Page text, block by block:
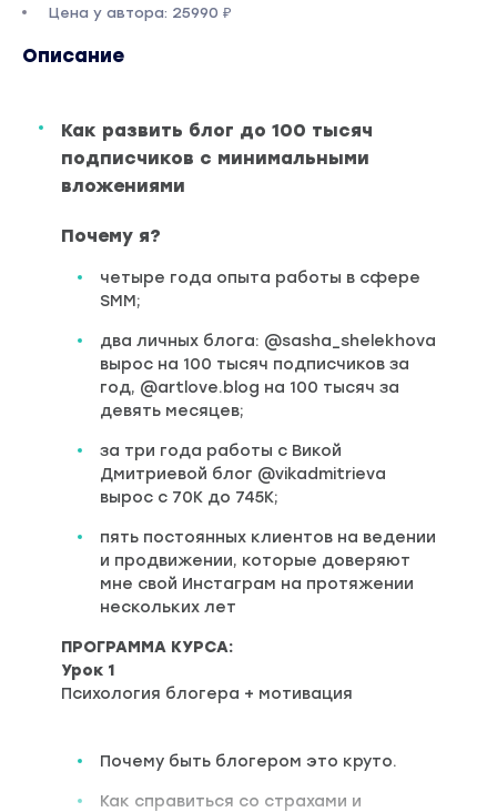
Цена у автора: 25990 ₽
Описание
Как развить блог до 100 тысяч
подписчиков с минимальными
вложениями
Почему я?
четыре года опыта работы в сфере
SMM;
два личных блога: @sasha_shelekhova
вырос на 100 тысяч подписчиков за
год, @artlove.blog на 100 тысяч за
девять месяцев;
за три года работы с Викой
Дмитриевой блог @vikadmitrieva
вырос с 70К до 745К;
пять постоянных клиентов на ведении
и продвижении, которые доверяют
мне свой Инстаграм на протяжении
нескольких лет
ПРОГРАММА КУРСА:
Урок 1
Психология блогера + мотивация
Почему быть блогером это круто.
Как справиться со страхами и